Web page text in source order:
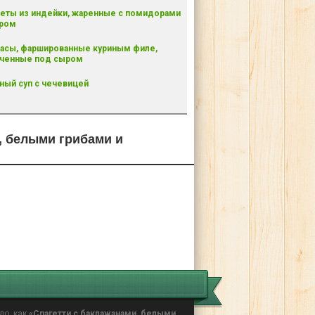
из индейки, жаренные с помидорами
фаршированные куриным филе,
под сыром
суп с чечевицей
белыми грибами и